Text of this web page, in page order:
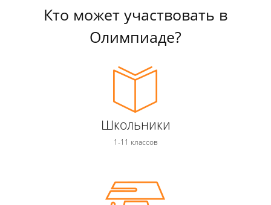
Кто может участвовать в
Олимпиаде?
Школьники
1-11 классов